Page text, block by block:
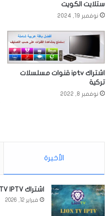
ستلايت الكويت
نوفمبر 19, 2024
اشتراك iptv قنوات مسلسلات
تركية
نوفمبر 8, 2022
الأخيرة
اشتراك Lion TV IPTV
فبراير 12, 2026